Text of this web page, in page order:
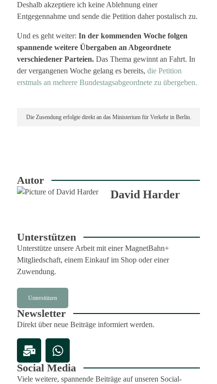
Deshalb akzeptiere ich keine Ablehnung einer
Entgegennahme und sende die Petition daher postalisch zu.
Und es geht weiter: In der kommenden Woche folgen
spannende weitere Übergaben an Abgeordnete
verschiedener Parteien. Das Thema gewinnt an Fahrt. In
der vergangenen Woche gelang es bereits, die Petition
erstmals an mehrere Bundestagsabgeordnete zu übergeben.
Die Zusendung erfolgte direkt an das Ministerium für Verkehr in Berlin.
Autor
David Harder
Unterstützen
Unterstütze unsere Arbeit mit einer MagnetBahn+
Mitgliedschaft, einem Einkauf im Shop oder einer
Zuwendung.
Unterstützen
Newsletter
Direkt über neue Beiträge informiert werden.
Social Media
Viele weitere, spannende Beiträge auf unseren Social-